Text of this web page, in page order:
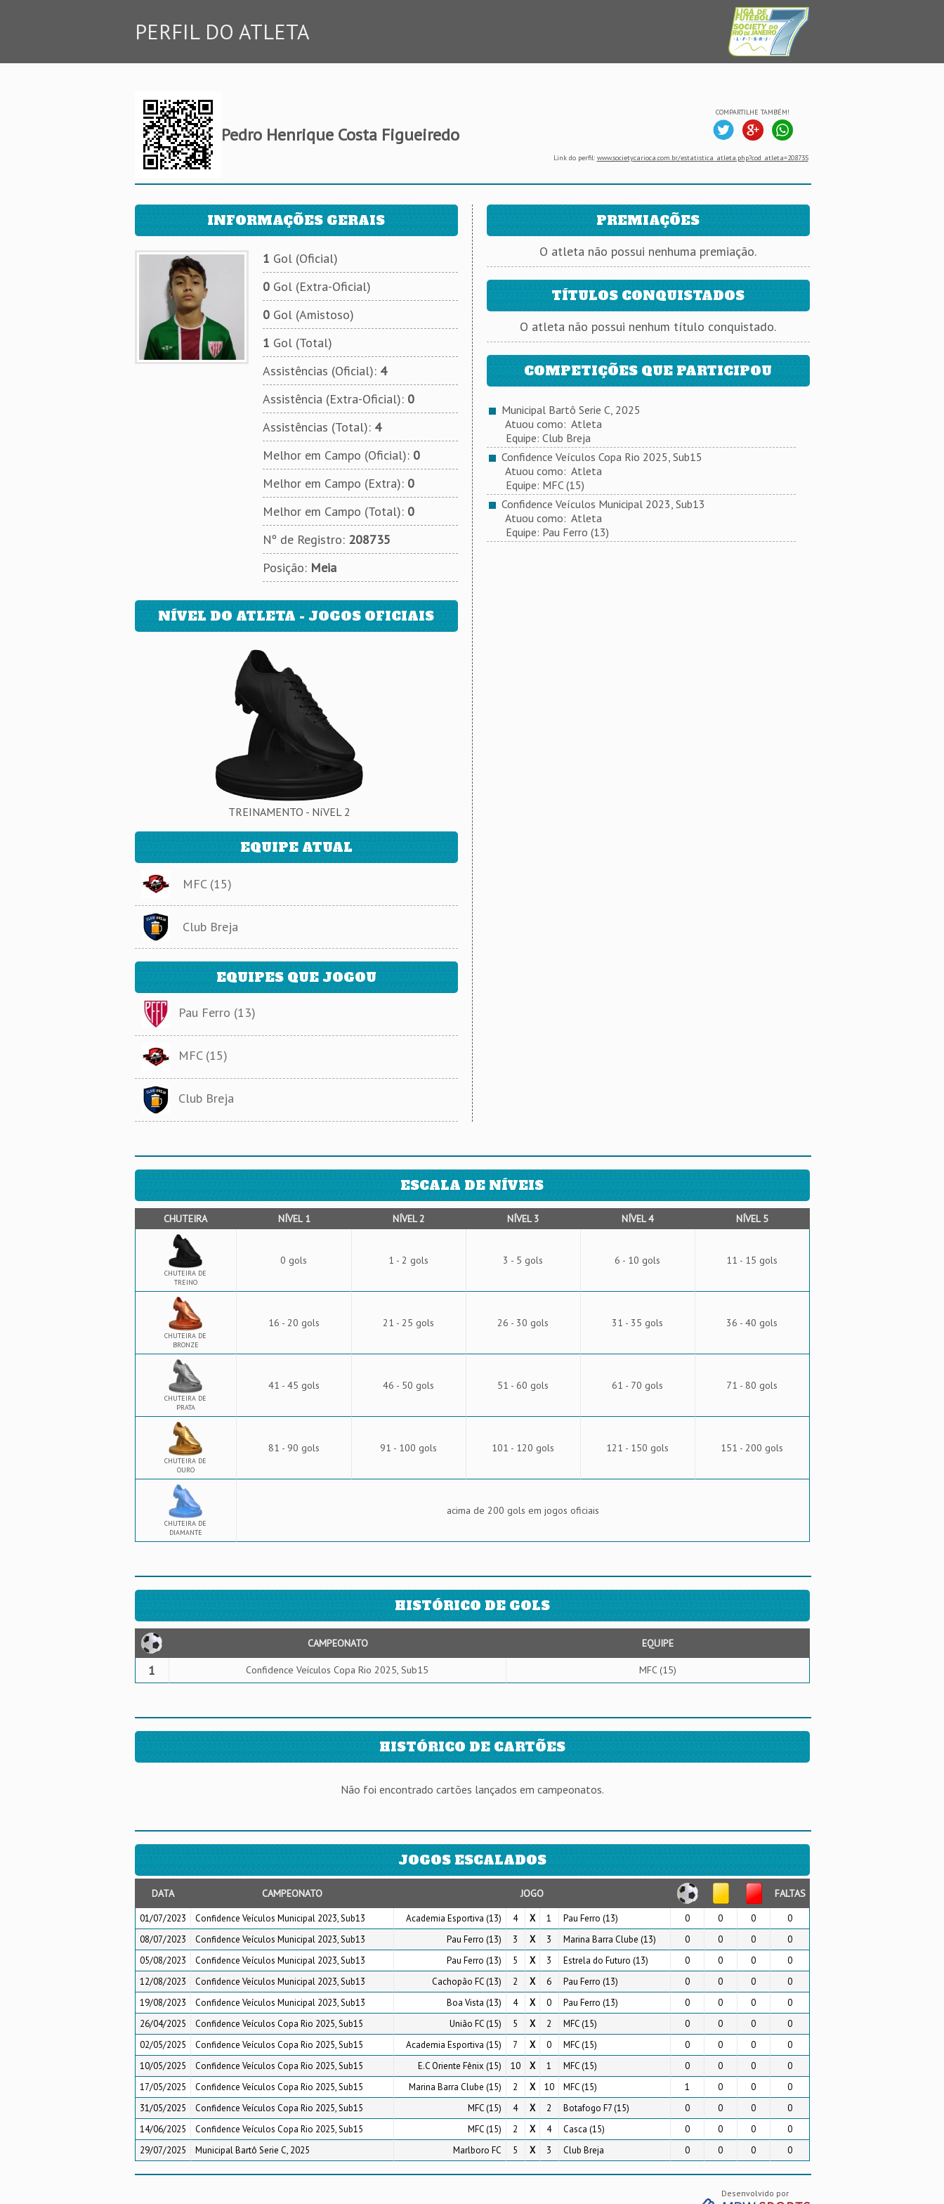
PERFIL DO ATLETA
Pedro Henrique Costa Figueiredo
COMPARTILHE TAMBÉM!
Link do perfil: www.societycarioca.com.br/estatistica_atleta.php?cod_atleta=208735
INFORMAÇÕES GERAIS
1 Gol (Oficial)
0Gol (Extra-Oficial)
0Gol (Amistoso)
1 Gol (Total)
Assistências (Oficial): 4
Assistência (Extra-Oficial): 0
Assistências (Total): 4
Melhor em Campo (Oficial): 0
Melhor em Campo (Extra): 0
Melhor em Campo (Total): 0
Nº de Registro: 208735
Posição: Meia
NÍVEL DO ATLETA - JOGOS OFICIAIS
TREINAMENTO - NíVEL 2
EQUIPE ATUAL
MFC (15)
Club Breja
EQUIPES QUE JOGOU
Pau Ferro (13)
MFC (15)
Club Breja
PREMIAÇÕES
O atleta não possui nenhuma premiação.
TÍTULOS CONQUISTADOS
O atleta não possui nenhum título conquistado.
COMPETIÇÕES QUE PARTICIPOU
Municipal Bartô Serie C, 2025
Atuou como: Atleta
Equipe: Club Breja
Confidence Veículos Copa Rio 2025, Sub15
Atuou como: Atleta
Equipe: MFC (15)
Confidence Veículos Municipal 2023, Sub13
Atuou como: Atleta
Equipe: Pau Ferro (13)
ESCALA DE NÍVEIS
CHUTEIRA NÍVEL 1 NÍVEL 2 NÍVEL 3 NÍVEL 4 NÍVEL 5
CHUTEIRA DE
TREINO
0 gols 1 - 2 gols 3 - 5 gols 6 - 10 gols 11 - 15 gols
CHUTEIRA DE
BRONZE
16 - 20 gols 21 - 25 gols 26 - 30 gols 31 - 35 gols 36 - 40 gols
CHUTEIRA DE
PRATA
41 - 45 gols 46 - 50 gols 51 - 60 gols 61 - 70 gols 71 - 80 gols
CHUTEIRA DE
OURO
81 - 90 gols 91 - 100 gols 101 - 120 gols 121 - 150 gols 151 - 200 gols
CHUTEIRA DE
DIAMANTE
acima de 200 gols em jogos oficiais
HISTÓRICO DE GOLS
CAMPEONATO EQUIPE
1 Confidence Veículos Copa Rio 2025, Sub15 MFC (15)
HISTÓRICO DE CARTÕES
Não foi encontrado cartões lançados em campeonatos.
JOGOS ESCALADOS
DATA CAMPEONATO JOGO FALTAS
01/07/2023 Confidence Veículos Municipal 2023, Sub13 Academia Esportiva (13) 4 X 1 Pau Ferro (13) 0 0 0
0
08/07/2023
Confidence Veículos Municipal 2023, Sub13 Pau Ferro (13) 3 X 3 Marina Barra Clube (13) 0 0 0
0
05/08/2023
Confidence Veículos Municipal 2023, Sub13 Pau Ferro (13) 5 X 3 Estrela do Futuro (13) 0 0 0
0
12/08/2023
Confidence Veículos Municipal 2023, Sub13 Cachopão FC (13) 2 X 6 Pau Ferro (13) 0 0 0
0
19/08/2023
Confidence Veículos Municipal 2023, Sub13 Boa Vista (13) 4 X 0 Pau Ferro (13) 0 0 0
0
26/04/2025
Confidence Veículos Copa Rio 2025, Sub15 União FC (15) 5 X 2 MFC (15) 0 0 0
0
02/05/2025
Confidence Veículos Copa Rio 2025, Sub15 Academia Esportiva (15) 7 X 0 MFC (15) 0 0 0
0
10/05/2025
Confidence Veículos Copa Rio 2025, Sub15 E.C Oriente Fênix (15) 10 X 1 MFC (15) 0 0 0
0
17/05/2025
Confidence Veículos Copa Rio 2025, Sub15 Marina Barra Clube (15) 2 X 10 MFC (15) 1 0 0
0
31/05/2025
Confidence Veículos Copa Rio 2025, Sub15 MFC (15) 4 X 2 Botafogo F7 (15) 0 0 0
0
14/06/2025
Confidence Veículos Copa Rio 2025, Sub15 MFC (15) 2 X 4 Casca (15) 0 0 0
0
29/07/2025
Municipal Bartô Serie C, 2025 Marlboro FC 5 X 3 Club Breja 0 0 0 0
Desenvolvido por